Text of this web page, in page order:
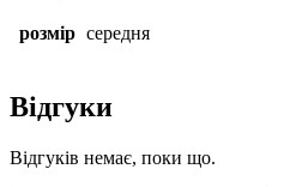
розмір середня
Відгуки
Відгуків немає, поки що.